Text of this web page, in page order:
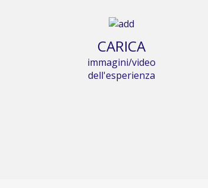
CARICA
immagini/video
dell'esperienza